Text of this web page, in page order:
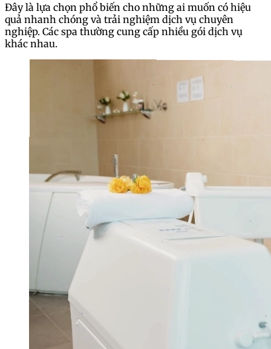
Đây là lựa chọn phổ biến cho những ai muốn có hiệu
quả nhanh chóng và trải nghiệm dịch vụ chuyên
nghiệp. Các spa thường cung cấp nhiều gói dịch vụ
khác nhau.